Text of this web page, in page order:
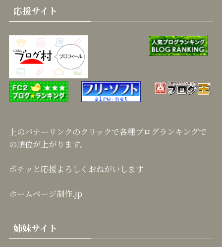
応援サイト
上のバナーリンクのクリックで各種ブログランキングで
の順位が上がります。
ポチッと応援よろしくおねがいします
ホームページ制作.jp
姉妹サイト